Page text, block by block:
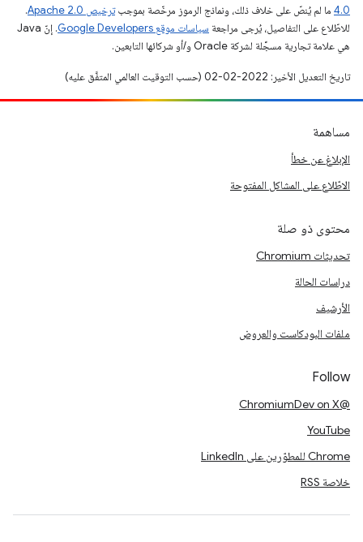
4.0‏ ما لم يُنصّ على خلاف ذلك، ونماذج الرموز مرخّصة بموجبترخيص Apache 2.0‏
.
للاطّلاع على التفاصيل، يُرجى مراجعة سياسات موقع Google Developers‏
. إنّ Java
هي علامة تجارية مسجَّلة لشركة Oracle و/أو شركائها التابعين.
تاريخ التعديل الأخير: 2022-02-02 (حسب التوقيت العالمي المتفَّق عليه)
مساهمة
الإبلاغ عن خطأ
الاطّلاع على المشاكل المفتوحة
محتوى ذو صلة
تحديثات Chromium
دراسات الحالة
الأرشيف
ملفات البودكاست والعروض
Follow
@ChromiumDev on X
YouTube
Chrome للمطوّرين على LinkedIn
خلاصة RSS